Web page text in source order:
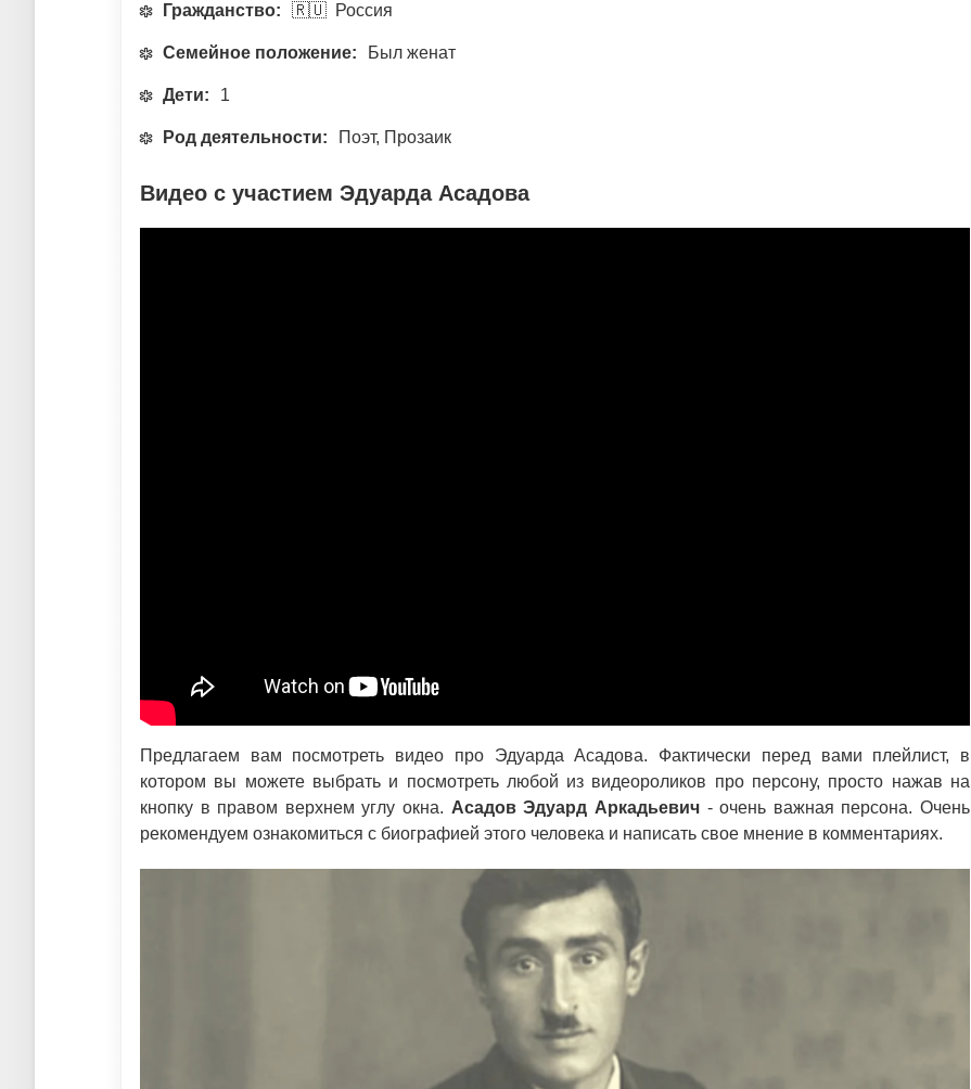
Гражданство: 🇷🇺 Россия
Семейное положение: Был женат
Дети: 1
Род деятельности: Поэт, Прозаик
Видео с участием Эдуарда Асадова
Предлагаем вам посмотреть видео про Эдуарда Асадова. Фактически перед вами плейлист, в
котором вы можете выбрать и посмотреть любой из видеороликов про персону, просто нажав на
кнопку в правом верхнем углу окна. Асадов Эдуард Аркадьевич- очень важная персона. Очень
рекомендуем ознакомиться с биографией этого человека и написать свое мнение в комментариях.